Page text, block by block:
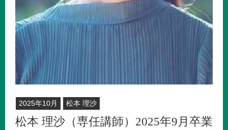
2025年10月 松本 理沙
松本 理沙（専任講師）2025年9月卒業